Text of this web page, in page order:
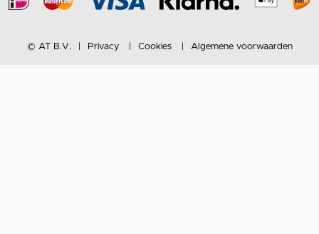
© AT B.V. Privacy Cookies Algemene voorwaarden